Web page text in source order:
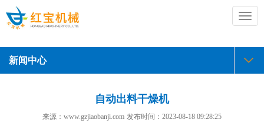
切
换
航
新闻中心
自动出料干燥机
来源：www.gzjiaobanji.com 发布时间： 2023-08-18 09:28:25